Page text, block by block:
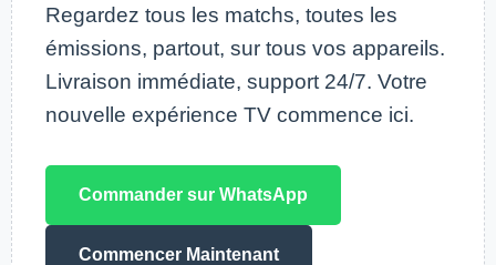
Regardez tous les matchs, toutes les
émissions, partout, sur tous vos appareils.
Livraison immédiate, support 24/7. Votre
nouvelle expérience TV commence ici.
Commander sur WhatsApp
Commencer Maintenant